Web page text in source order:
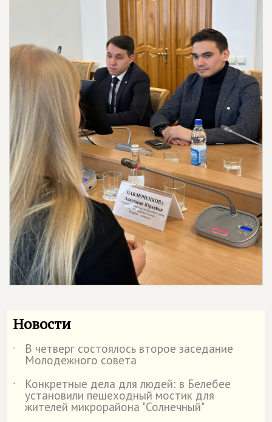
Новости
˙ В четверг состоялось второе заседание
Молодежного совета
˙
Конкретные дела для людей: в Белебее
установили пешеходный мостик для
жителей микрорайона "Солнечный"